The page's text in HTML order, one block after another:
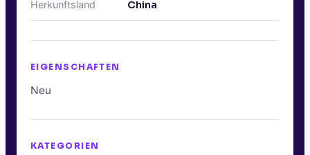
Herkunftsland China
EIGENSCHAFTEN
Neu
KATEGORIEN